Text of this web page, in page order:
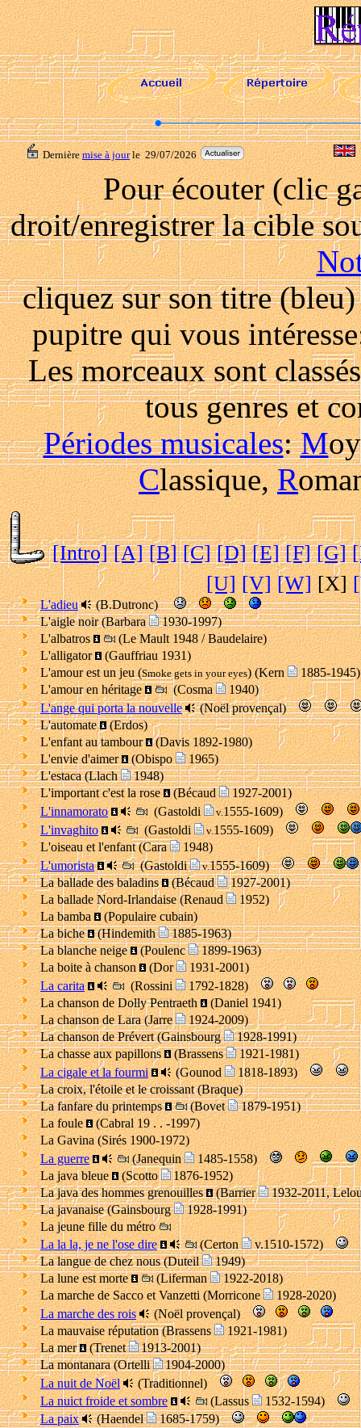
Dernière mise à jourle 29/07/2026
Pour écouter (clic
droit/enregistrer la cible
cliquez sur son titre
pupitre qui vous
Les morceaux sont
tous genres et
Périodes musicales:M
Classique,R
[Intro] [A] [B] [C] [D] [E] [F] [G]
[U] [V] [W][X]
L'adieu
(B.Dutronc)
L'aigle noir (Barbara
1930-1997)
L'albatros
(Le Mault 1948 / Baudelaire)
L'alligator
(Gauffriau 1931)
L'amour est un jeu (Smoke gets in your eyes) (Kern
1885-1945)
L'amour en héritage
(Cosma
1940)
L'ange qui porta la nouvelle
(Noël provençal)
L'automate (Erdos)
L'enfant au tambour
(Davis 1892-1980)
L'envie d'aimer
(Obispo
1965)
L'estaca (Llach
1948)
L'important c'est la rose (Bécaud
1927-2001)
L'innamorato
(Gastoldi v.1555-1609)
L'invaghito
(Gastoldi v.1555-1609)
L'oiseau et l'enfant (Cara
1948)
L'umorista
(Gastoldi v.1555-1609)
La ballade des baladins (Bécaud
1927-2001)
La ballade Nord-Irlandaise (Renaud
1952)
La bamba
(Populaire cubain)
La biche (Hindemith
1885-1963)
La blanche neige (Poulenc
1899-1963)
La boite à chanson (Dor
1931-2001)
La carita
(Rossini
1792-1828)
La chanson de Dolly Pentraeth
(Daniel 1941)
La chanson de Lara (Jarre
1924-2009)
La chanson de Prévert (Gainsbourg
1928-1991)
La chasse aux papillons (Brassens
1921-1981)
La cigale et la fourmi
(Gounod
1818-1893)
La croix, l'étoile et le croissant (Braque)
La fanfare du printemps
(Bovet
1879-1951)
La foule
(Cabral 19 . . -1997)
La Gavina (Sirés 1900-1972)
La guerre
(Janequin
1485-1558)
La java bleue
(Scotto
1876-1952)
La java des hommes grenouilles (Barrier
1932-2011,
La javanaise (Gainsbourg
1928-1991)
La jeune fille du métro
La la la, je ne l'ose dire
(Certon
v.1510-1572)
La langue de chez nous (Duteil
1949)
La lune est morte
(Liferman
1922-2018)
La marche de Sacco et Vanzetti (Morricone
1928-2020)
La marche des rois
(Noël provençal)
La mauvaise réputation (Brassens
1921-1981)
La mer (Trenet
1913-2001)
La montanara (Ortelli
1904-2000)
La nuit de Noël
(Traditionnel)
La nuict froide et sombre
(Lassus
1532-1594)
La paix
(Haendel
1685-1759)